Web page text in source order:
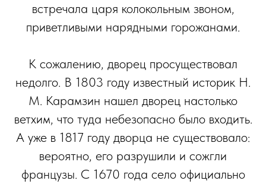
встречала царя колокольным звоном,
приветливыми нарядными горожанами.
К сожалению, дворец просуществовал
недолго. В 1803 году известный историк Н.
М. Карамзин нашел дворец настолько
ветхим, что туда небезопасно было входить.
А уже в 1817 году дворца не существовало:
вероятно, его разрушили и сожгли
французы. С 1670 года село официально